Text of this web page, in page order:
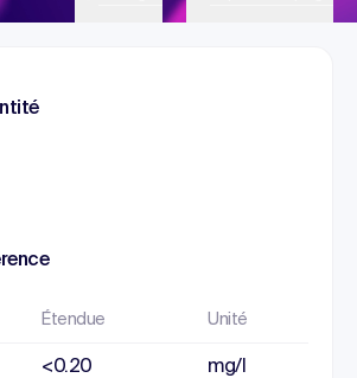
Étendue Unité
<0.20 mg/l